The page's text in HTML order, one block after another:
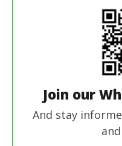
Join our
And stay